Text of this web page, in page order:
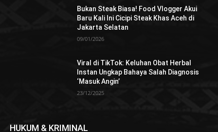
Bukan Steak Biasa! Food Vlogger Akui
Baru Kali Ini Cicipi Steak Khas Aceh di
Jakarta Selatan
09/01/2026
Viral di TikTok: Keluhan Obat Herbal
Instan Ungkap Bahaya Salah Diagnosis
‘Masuk Angin’
23/12/2025
HUKUM & KRIMINAL